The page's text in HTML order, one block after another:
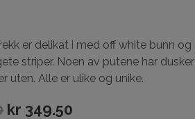
er delikat i med off white bunn og
striper. Noen av putene har dusker
uten. Alle er ulike og unike.
kr 349.50